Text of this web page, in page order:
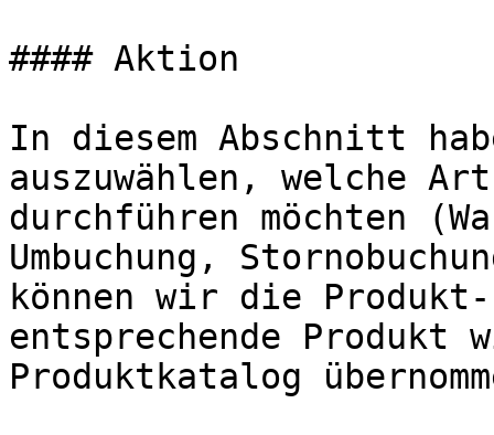
#### Aktion
In diesem Abschnitt
auszuwählen, welche
durchführen möchten
Umbuchung,
können wir die Produkt-
entsprechende Produkt
Produktkatalog